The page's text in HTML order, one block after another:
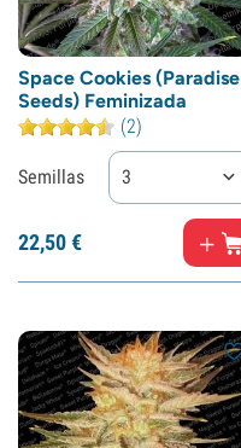
Space Cookies (Paradise
Seeds) Feminizada
(2)
Semillas 3
22,50€